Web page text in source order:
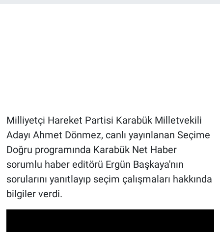
Milliyetçi Hareket Partisi Karabük Milletvekili
Adayı Ahmet Dönmez, canlı yayınlanan Seçime
Doğru programında Karabük Net Haber
sorumlu haber editörü Ergün Başkaya'nın
sorularını yanıtlayıp seçim çalışmaları hakkında
bilgiler verdi.